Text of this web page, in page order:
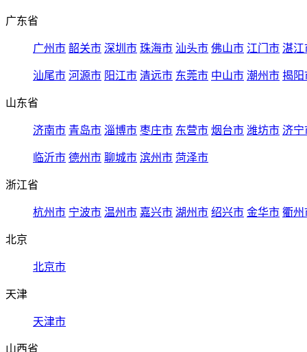
广东省
广州市 韶关市 深圳市 珠海市 汕头市 佛山市 江门市 湛江
汕尾市 河源市 阳江市 清远市 东莞市 中山市 潮州市 揭阳
山东省
济南市 青岛市 淄博市 枣庄市 东营市 烟台市 潍坊市 济宁
临沂市 德州市 聊城市 滨州市 菏泽市
浙江省
杭州市 宁波市 温州市 嘉兴市 湖州市 绍兴市 金华市 衢州
北京
北京市
天津
天津市
山西省